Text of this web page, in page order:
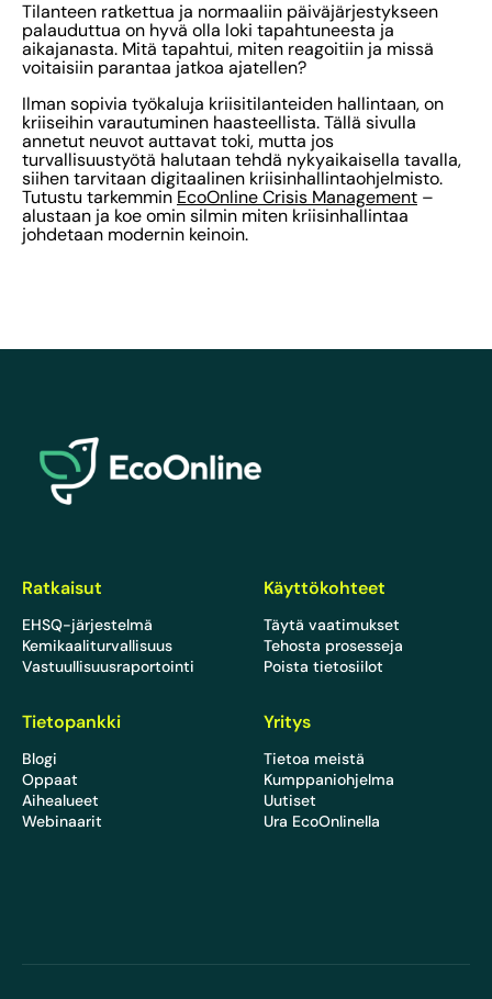
Tilanteen ratkettua ja normaaliin päiväjärjestykseen
palauduttua on hyvä olla loki tapahtuneesta ja
aikajanasta. Mitä tapahtui, miten reagoitiin ja missä
voitaisiin parantaa jatkoa ajatellen?
Ilman sopivia työkaluja kriisitilanteiden hallintaan, on
kriiseihin varautuminen haasteellista. Tällä sivulla
annetut neuvot auttavat toki, mutta jos
turvallisuustyötä halutaan tehdä nykyaikaisella tavalla,
siihen tarvitaan digitaalinen kriisinhallintaohjelmisto.
Tutustu tarkemmin EcoOnline Crisis Management –
alustaan ja koe omin silmin miten kriisinhallintaa
johdetaan modernin keinoin.
Ratkaisut
EHSQ-järjestelmä
Kemikaaliturvallisuus
Vastuullisuusraportointi
Käyttökohteet
Täytä vaatimukset
Tehosta prosesseja
Poista tietosiilot
Tietopankki
Blogi
Oppaat
Aihealueet
Webinaarit
Yritys
Tietoa meistä
Kumppaniohjelma
Uutiset
Ura EcoOnlinella